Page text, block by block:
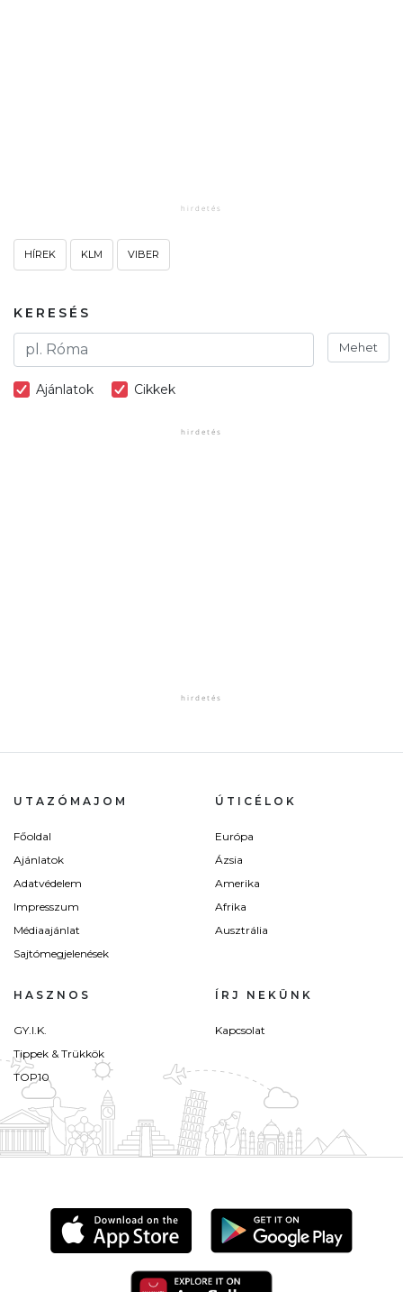
HÍREK KLM VIBER
KERESÉS
Mehet
Ajánlatok Cikkek
UTAZÓMAJOM
Főoldal
Ajánlatok
Adatvédelem
Impresszum
Médiaajánlat
Sajtómegjelenések
ÚTICÉLOK
Európa
Ázsia
Amerika
Afrika
Ausztrália
HASZNOS
GY.I.K.
Tippek & Trükkök
TOP10
ÍRJ NEKÜNK
Kapcsolat